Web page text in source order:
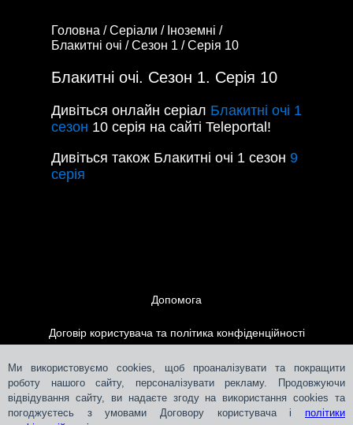
Ми використовуємо cookies, щоб проаналізувати та покращити
роботу нашого сайту, персоналізувати рекламу. Продовжуючи
відвідування сайту, ви надаєте згоду на використання cookies та
погоджуєтесь з умовами Договору користувача і політики
Головна /Серіали / Іноземні /
Блакитні очі /Сезон 1 /Серія 10
Блакитні очі. Сезон 1. Серія 10
Дивіться онлайн серіал Блакитні очі 1
сезон 10 серія на сайті Teleportal!
Дивіться також Блакитні очі 1 сезон 9
серія
Допомога
Договір користувача та політика конфіденційності
Контакти
Розміщення реклами